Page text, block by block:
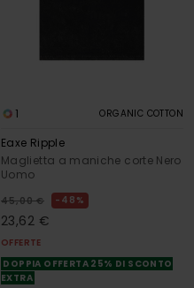
1 ORGANIC COTTON
Eaxe Ripple
Maglietta a maniche corte Nero
Uomo
45,00 € 48%
23,62 €
OFFERTE
DOPPIA OFFERTA 25% DI SCONTO
EXTRA